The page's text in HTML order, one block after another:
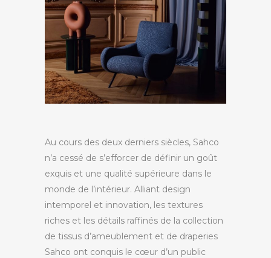
Au cours des deux derniers siècles, Sahco
n’a cessé de s’efforcer de définir un goût
exquis et une qualité supérieure dans le
monde de l’intérieur. Alliant design
intemporel et innovation, les textures
riches et les détails raffinés de la collection
de tissus d’ameublement et de draperies
Sahco ont conquis le cœur d’un public